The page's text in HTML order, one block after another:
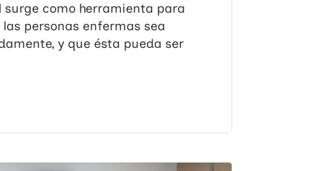
como herramienta para
personas enfermas sea
y que ésta pueda ser